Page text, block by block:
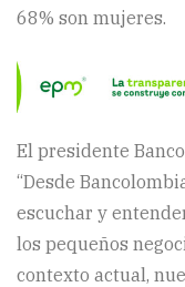
68% son mujeres.
El presidente
“Desde
escuchar y
los pequeños
contexto actual,